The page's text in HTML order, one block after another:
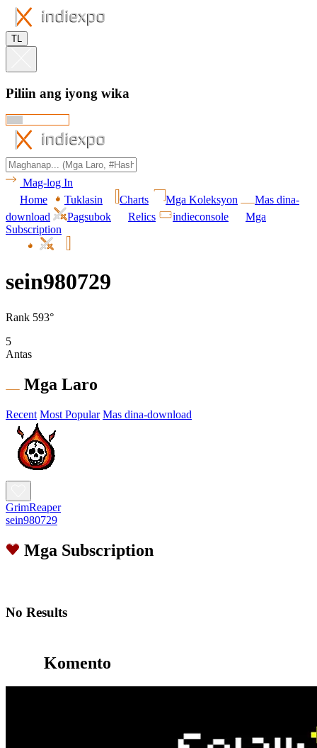
TL
Piliin ang iyong wika
Mag-log In
Home
Tuklasin Charts Mga Koleksyon
Mas dina-
download
Pagsubok Relics indieconsole
Mga
Subscription
sein980729
Rank 593°
5
Antas
Mga Laro
Recent Most Popular Mas dina-download
GrimReaper
sein980729
Mga Subscription
No Results
Komento